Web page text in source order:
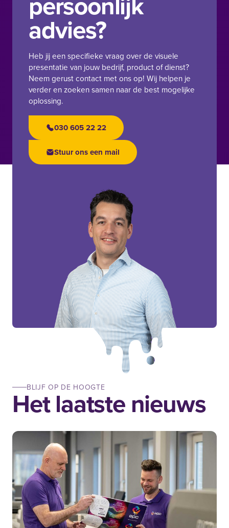
persoonlijk
advies?
Heb jij een specifieke vraag over de visuele
presentatie van jouw bedrijf, product of dienst?
Neem gerust contact met ons op! Wij helpen je
verder en zoeken samen naar de best mogelijke
oplossing.
030 605 22 22
Stuur ons een mail
Het laatste nieuws
BLIJF OP DE HOOGTE